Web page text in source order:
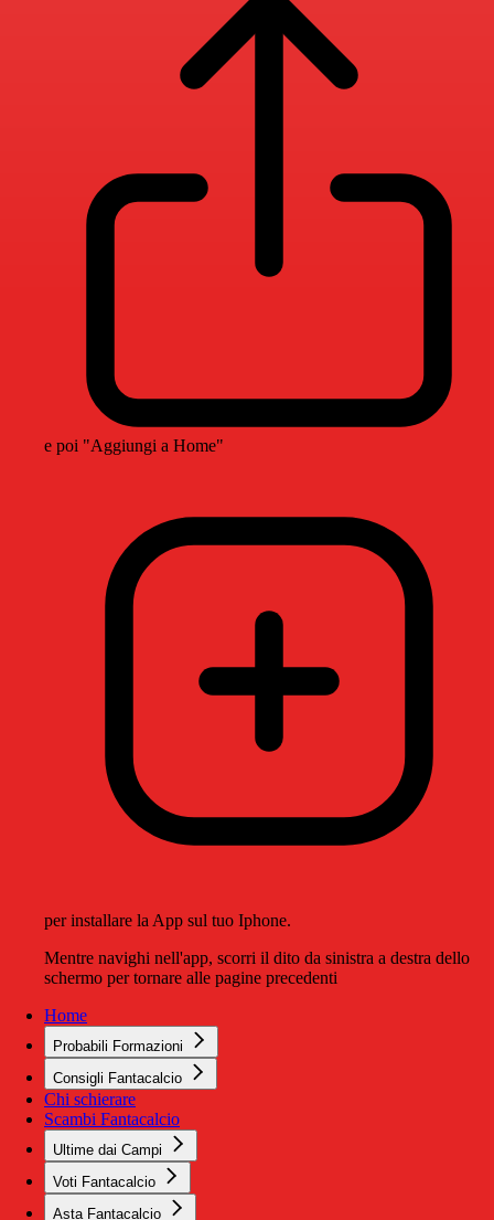
e poi "Aggiungi a Home"
per installare la App sul tuo Iphone.
Mentre navighi nell'app, scorri il dito da sinistra a destra dello
schermo per tornare alle pagine precedenti
Home
Probabili Formazioni
Consigli Fantacalcio
Chi schierare
Scambi Fantacalcio
Ultime dai Campi
Voti Fantacalcio
Asta Fantacalcio